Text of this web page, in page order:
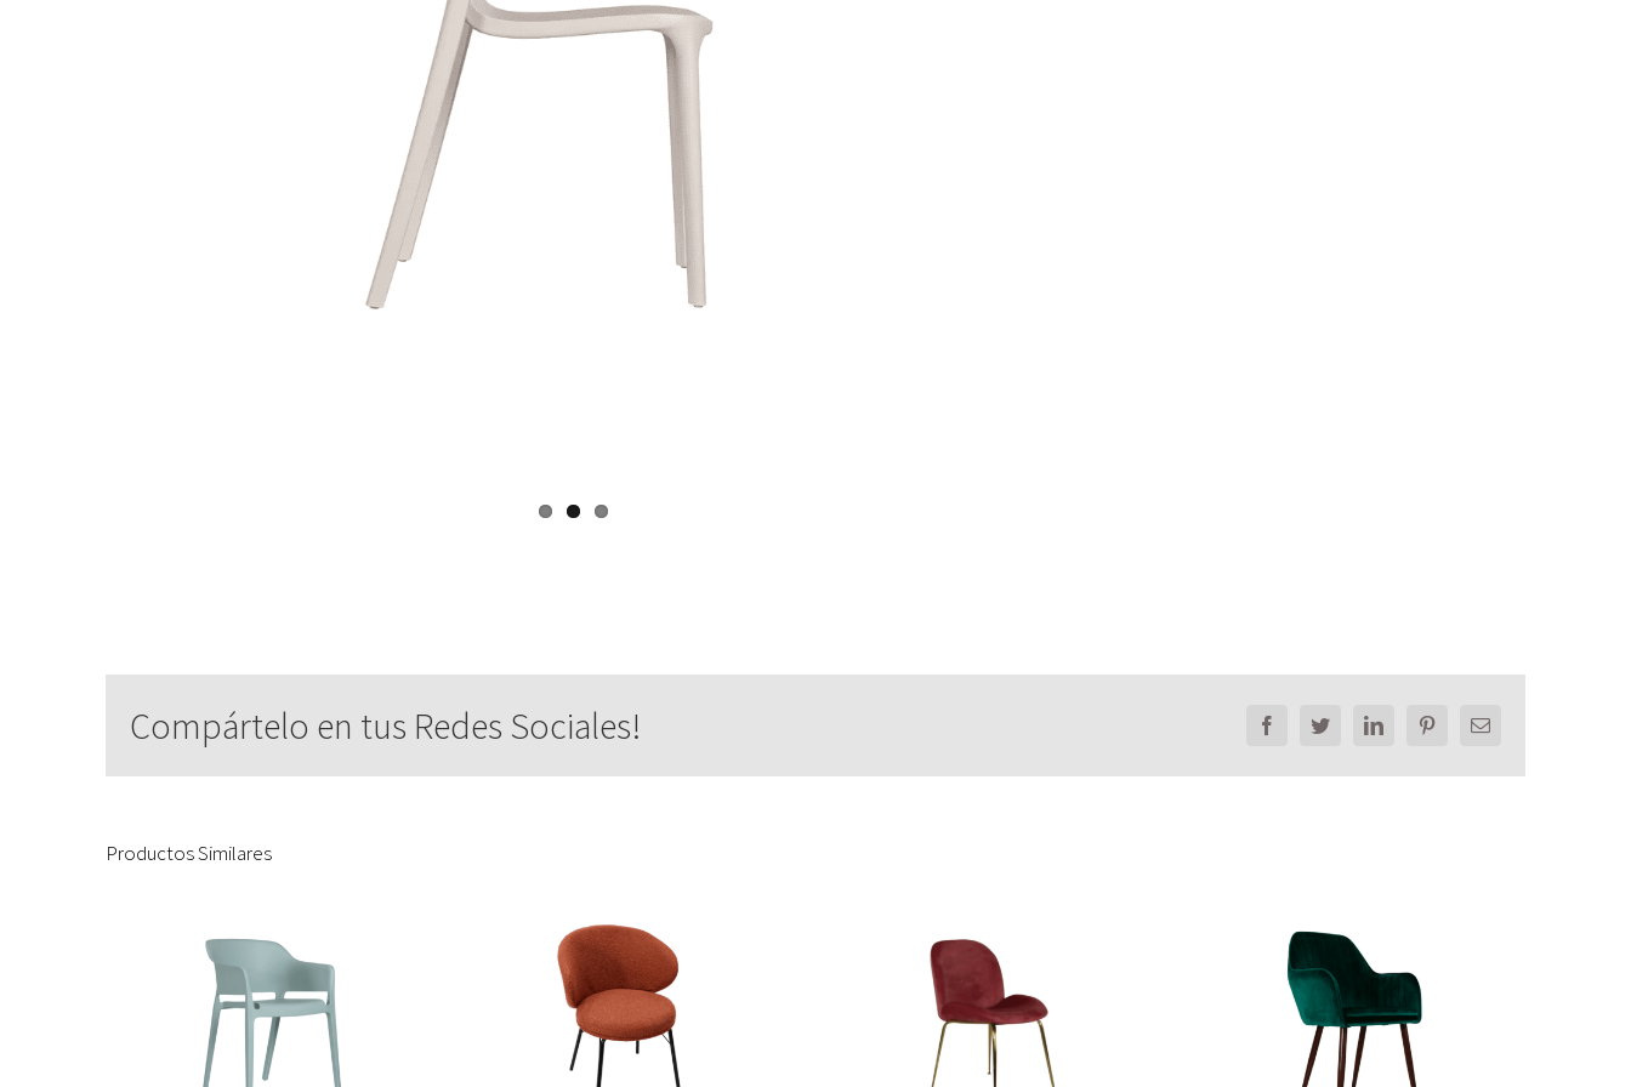
Compártelo en tus Redes Sociales! FacebookTwitterLinkedInPinterestEmail
Productos Similares